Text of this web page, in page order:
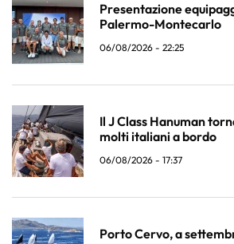
Presentazione
Palermo-Montecarlo
06/08/2026 - 22:25
Il J Class Hanuman
molti italiani a bordo
06/08/2026 - 17:37
Porto Cervo, a